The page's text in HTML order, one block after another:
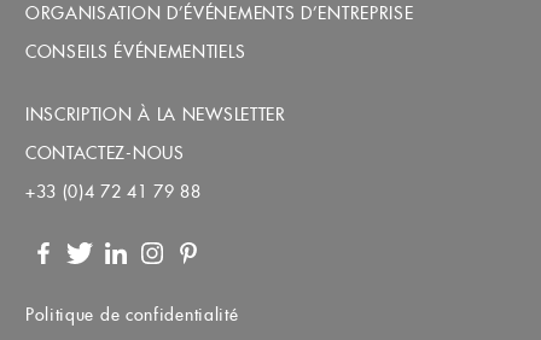
ORGANISATION D’ÉVÉNEMENTS D’ENTREPRISE
CONSEILS ÉVÉNEMENTIELS
INSCRIPTION À LA NEWSLETTER
CONTACTEZ-NOUS
+33 (0)4 72 41 79 88
Politique de confidentialité